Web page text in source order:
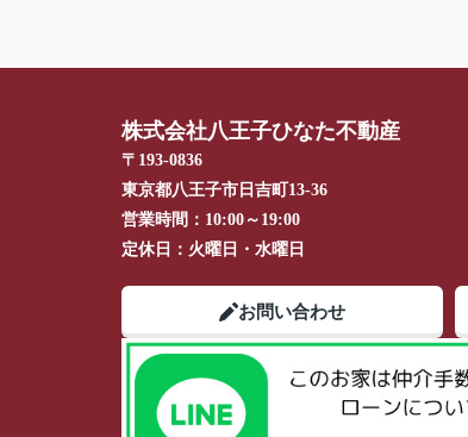
株式会社八王子ひなた不動産
〒193-0836
東京都八王子市日吉町13-36
営業時間： 10:00～19:00
定休日： 火曜日・水曜日
お問い合わせ